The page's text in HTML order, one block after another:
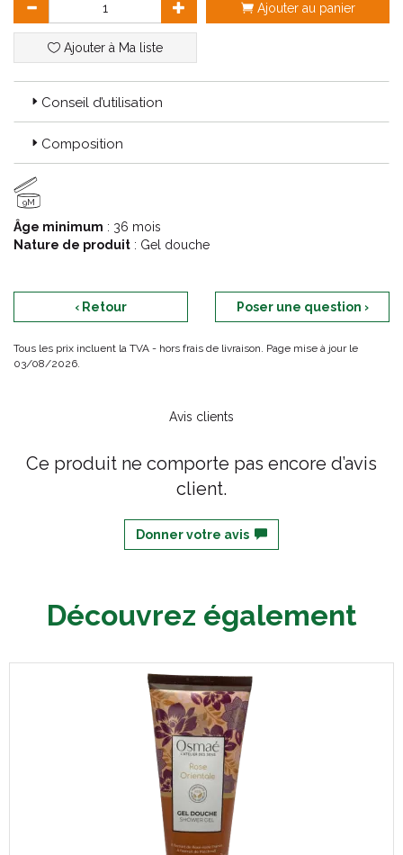
Ajouter au panier
Ajouter à Ma liste
Conseil d’utilisation
Composition
9M
Âge minimum : 36 mois
Nature de produit : Gel douche
‹ Retour Poser une question ›
Tous les prix incluent la TVA - hors frais de livraison. Page mise à jour le
03/08/2026.
Avis clients
Ce produit ne comporte pas encore d’avis
client.
Donner votre avis
Découvrez également